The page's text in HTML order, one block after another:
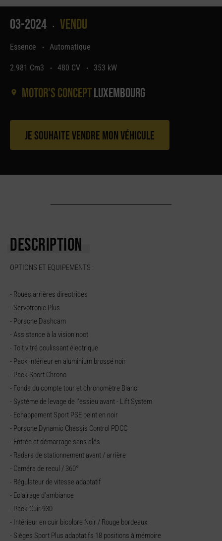
03-2024 • Vendu
Essence • Automatique
2.981 Cm3 • 480 CV • 353 kW
Motor's conceptLuxembourg
Je souhaite vendre mon véhicule
DESCRIPTION
OPTIONS ET EQUIPEMENTS :
- Roues arrières directrices
- Servotronic Plus
- Porsche Dashcam
- Assistance à la vision noct
- Toit vitré coulissant électrique
- Pack intérieur en aluminium brossé noir
- Pack Sport Chrono
- Fonds du compte tour et chronomètre Blanc
- Système de levage de l'essieu avant - Lift System
- Echappement Sport PSE peint en noir
- Porsche Dynamic Chassis Control PDCC
- Entrée et démarrage sans clés
- Radars de stationnement avant / arrière
- Caméra de recul / 360°
- Régulateur de vitesse adaptatif
- Eclairage d'ambiance
- Pack Cuir 930
- Intérieur en cuir bicolore Noir / Rouge bordeaux
- Sièges Sport Plus adaptatifs 18 positions à mémoire